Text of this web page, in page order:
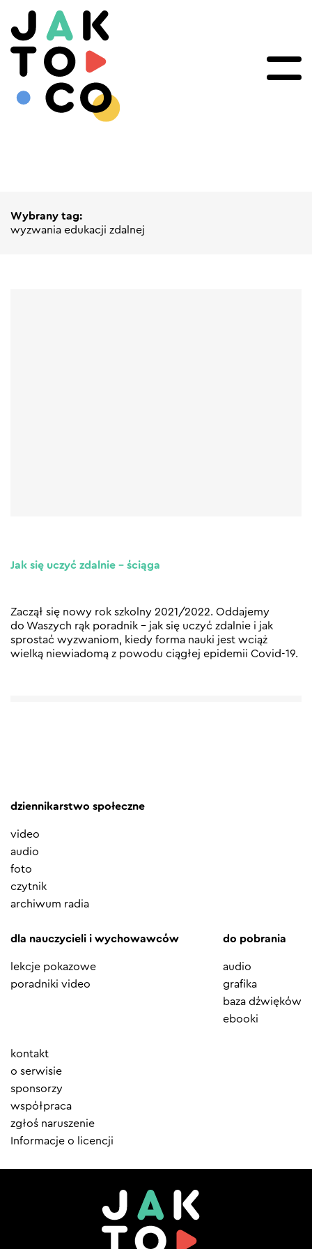
Wybrany tag:
wyzwania edukacji zdalnej
Jak się uczyć zdalnie – ściąga
Zaczął się nowy rok szkolny 2021/2022. Oddajemy
do Waszych rąk poradnik – jak się uczyć zdalnie i jak
sprostać wyzwaniom, kiedy forma nauki jest wciąż
wielką niewiadomą z powodu ciągłej epidemii Covid-19.
dziennikarstwo społeczne
video
audio
foto
czytnik
archiwum radia
dla nauczycieli i wychowawców
lekcje pokazowe
poradniki video
do pobrania
audio
grafika
baza dźwięków
ebooki
Element
menu
kontakt
o serwisie
sponsorzy
współpraca
zgłoś naruszenie
Informacje o licencji